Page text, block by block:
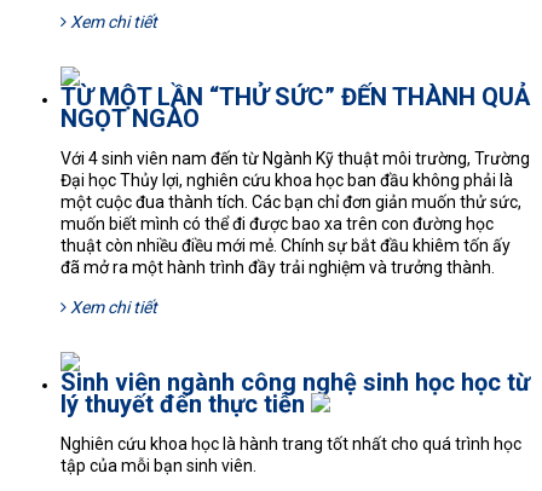
Xem chi tiết
TỪ MỘT LẦN “THỬ SỨC” ĐẾN THÀNH QUẢ
NGỌT NGÀO
Với 4 sinh viên nam đến từ Ngành Kỹ thuật môi trường, Trường
Đại học Thủy lợi, nghiên cứu khoa học ban đầu không phải là
một cuộc đua thành tích. Các bạn chỉ đơn giản muốn thử sức,
muốn biết mình có thể đi được bao xa trên con đường học
thuật còn nhiều điều mới mẻ. Chính sự bắt đầu khiêm tốn ấy
đã mở ra một hành trình đầy trải nghiệm và trưởng thành.
Xem chi tiết
Sinh viên ngành công nghệ sinh học học từ
lý thuyết đến thực tiễn
Nghiên cứu khoa học là hành trang tốt nhất cho quá trình học
tập của mỗi bạn sinh viên.